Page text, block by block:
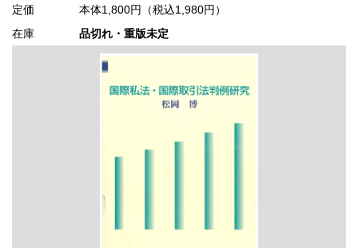
定価
本体1,800円（税込1,980円）
在庫
品切れ・重版未定